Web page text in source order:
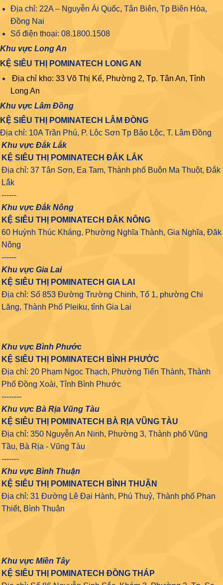
Địa chỉ: 22A – Nguyễn Ái Quốc, Tân Biên, Tp Biên Hòa,
Đồng Nai
Số điện thoại: 08.1800.1508
Khu vực Long An
KỆ SIÊU THỊ POMINATECH LONG AN
Địa chỉ kho: 33 Võ Thị Kế, Phường 2, Tp. Tân An, Tỉnh
Long An
Khu vực Lâm Đồng
KỆ SIÊU THỊ POMINATECH LÂM ĐỒNG
Địa chỉ: 10A Trần Phú, P. Lộc Sơn Tp Bảo Lộc, T. Lâm Đồng
Khu vực Đắk Lắk
KỆ SIÊU THỊ POMINATECH ĐẮK LẮK
Địa chỉ: 37 Tân Sơn, Ea Tam, Thành phố Buôn Ma Thuột, Đắk
Lắk
------
Khu vực Đắk Nông
KỆ SIÊU THỊ POMINATECH ĐẮK NÔNG
60 Huỳnh Thúc Kháng, Phường Nghĩa Thành, Gia Nghĩa, Đăk
Nông
------
Khu vực Gia Lai
KỆ SIÊU THỊ POMINATECH GIA LAI
Địa chỉ: Số 853 Đường Trường Chinh, Tổ 1, phường Chi
Lăng, Thành Phố Pleiku, tỉnh Gia Lai
Khu vực Bình Phước
KỆ SIÊU THỊ POMINATECH BÌNH PHƯỚC
Địa chỉ: 20 Phạm Ngọc Thạch, Phường Tiến Thành, Thành
Phố Đồng Xoài, Tỉnh Bình Phước
--------
Khu vực Bà Rịa Vũng Tàu
KỆ SIÊU THỊ POMINATECH BÀ RỊA VŨNG TÀU
Địa chỉ: 350 Nguyễn An Ninh, Phường 3, Thành phố Vũng
Tầu, Bà Rịa - Vũng Tàu
-------
Khu vực Bình Thuận
KỆ SIÊU THỊ POMINATECH BÌNH THUẬN
Địa chỉ: 31 Đường Lê Đại Hành, Phú Thuỷ, Thành phố Phan
Thiết, Bình Thuận
Khu vực Miền Tây
KỆ SIÊU THỊ POMINATECH ĐỒNG THÁP